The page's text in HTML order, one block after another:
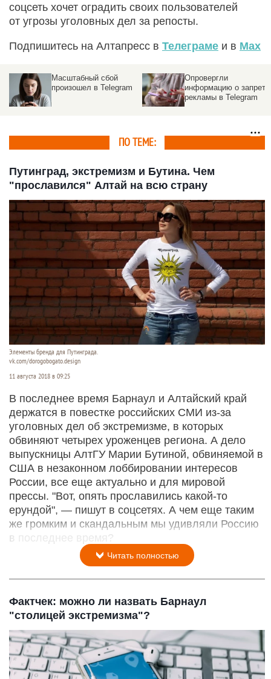
соцсеть хочет оградить своих пользователей
от угрозы уголовных дел за репосты.
Подпишитесь на Алтапресс в Телеграме и в Max
Опровергли
информацию о запрете
ФАС объявило о
незаконности
в Telegram
ПО ТЕМЕ:
Путинград, экстремизм и Бутина. Чем
"прославился" Алтай на всю страну
Элементы бренда для Путинграда.
vk.com/dorogobogato.design
11 августа 2018 в 09:25
В последнее время Барнаул и Алтайский край
держатся в повестке российских СМИ из-за
уголовных дел об экстремизме, в которых
обвиняют четырех уроженцев региона. А дело
выпускницы АлтГУ Марии Бутиной, обвиняемой в
США в незаконном лоббировании интересов
России, все еще актуально и для мировой
прессы. "Вот, опять прославились какой-то
ерундой", — пишут в соцсетях. А чем еще таким
же громким и скандальным мы удивляли Россию
в последнее время?
Читать полностью
Фактчек: можно ли назвать Барнаул
"столицей экстремизма"?